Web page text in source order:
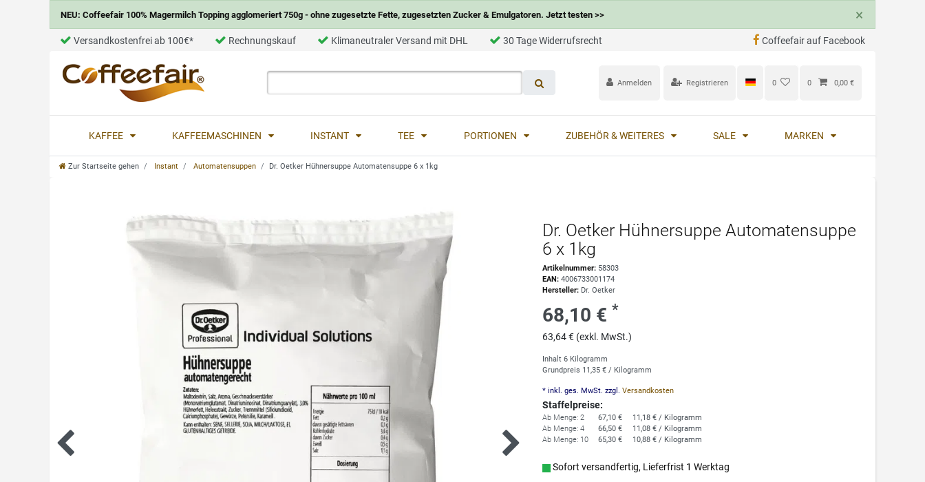
NEU: Coffeefair 100% Magermilch Topping agglomeriert 750g - ohne zugesetzte Fette, zugesetzten Zucker & Emulgatoren. Jetzt testen >> ×
Versandkostenfrei ab 100€* Rechnungskauf Klimaneutraler Versand mit DHL 30 Tage Widerrufsrecht Coffeefair auf Facebook
Anmelden Registrieren 0 0 0,00 €
KAFFEE KAFFEEMASCHINEN INSTANT TEE PORTIONEN ZUBEHÖR & WEITERES SALE MARKEN
Zur Startseite gehen Instant Automatensuppen Dr. Oetker Hühnersuppe Automatensuppe 6 x 1kg
Dr. Oetker Hühnersuppe Automatensuppe
6 x 1kg
Artikelnummer: 58303
EAN:4006733001174
Hersteller: Dr. Oetker
68,10 €*
63,64 € (exkl. MwSt.)
Inhalt6 Kilogramm
Grundpreis 11,35 € / Kilogramm
* inkl. ges. MwSt. zzgl. Versandkosten
Staffelpreise:
Ab Menge: 2 67,10 €
11,18 € / Kilogramm
Ab Menge: 4
66,50 €
11,08 € / Kilogramm
Ab Menge: 10
65,30 € 10,88 € / Kilogramm
Sofort versandfertig, Lieferfrist 1 Werktag